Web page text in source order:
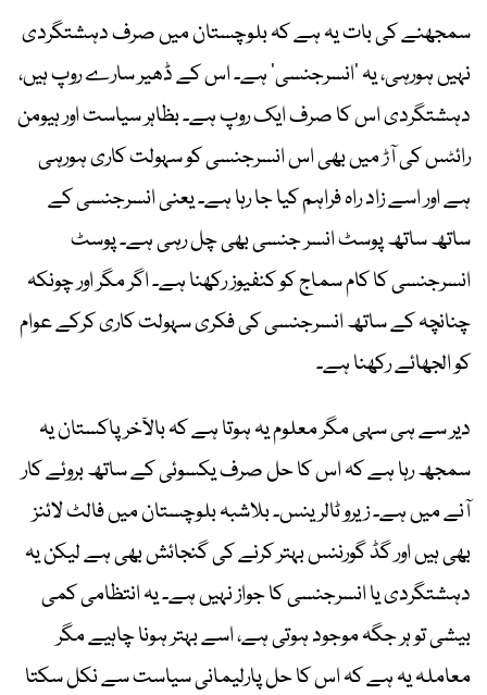
سمجھنے کی بات یہ ہے کہ بلوچستان میں صرف دہشتگردی
نہیں ہورہی، یہ ’انسرجنسی‘ ہے۔ اس کے ڈھیر سارے روپ ہیں،
دہشتگردی اس کا صرف ایک روپ ہے۔ بظاہر سیاست اور ہیومن
رائٹس کی آڑ میں بھی اس انسرجنسی کو سہولت کاری ہورہی
ہے اور اسے زاد راہ فراہم کیا جا رہا ہے۔ یعنی انسرجنسی کے
ساتھ ساتھ پوسٹ انسر جنسی بھی چل رہی ہے۔ پوسٹ
انسرجنسی کا کام سماج کو کنفیوز رکھنا ہے۔ اگر مگر اور چونکہ
چنانچہ کے ساتھ انسرجنسی کی فکری سہولت کاری کرکے عوام
کو الجھائے رکھنا ہے۔
دیر سے ہی سہی مگر معلوم یہ ہوتا ہے کہ بالآخر پاکستان یہ
سمجھ رہا ہے کہ اس کا حل صرف یکسوئی کے ساتھ بروئے کار
آنے میں ہے۔ زیرو ٹالرینس۔ بلاشبہ بلوچستان میں فالٹ لائنز
بھی ہیں اور گڈ گورننس بہتر کرنے کی گنجائش بھی ہے لیکن یہ
دہشتگردی یا انسرجنسی کا جواز نہیں ہے۔ یہ انتظامی کمی
بیشی تو ہر جگہ موجود ہوتی ہے، اسے بہتر ہونا چاہیے مگر
معاملہ یہ ہے کہ اس کا حل پارلیمانی سیاست سے نکل سکتا